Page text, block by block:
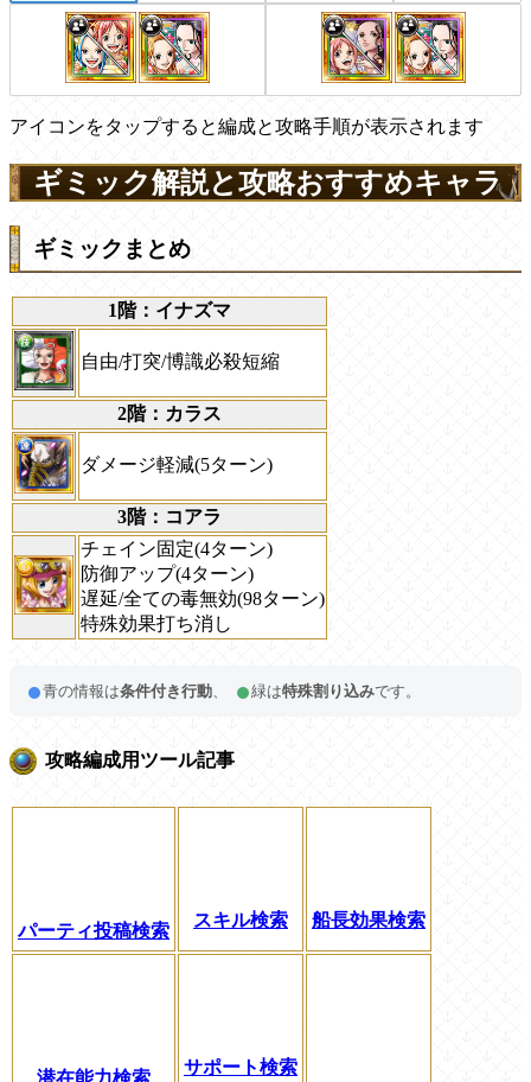
アイコンをタップすると編成と攻略手順が表示されます
ギミック解説と攻略おすすめキャラ
ギミックまとめ
1階：イナズマ
自由/打突/博識必殺短縮
2階：カラス
ダメージ軽減(5ターン)
3階：コアラ
チェイン固定(4ターン)
防御アップ(4ターン)
遅延/全ての毒無効(98ターン)
特殊効果打ち消し
青の情報は条件付き行動、 緑は特殊割り込みです。
攻略編成用ツール記事
パーティ投稿検索
スキル検索 船長効果検索
潜在能力検索
サポート検索